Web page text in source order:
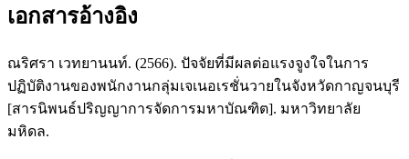
เอกสารอ้างอิง
ณริศรา เวทยานนท์. (2566). ปัจจัยที่มีผลต่อแรงจูงใจในการ
ปฏิบัติงานของพนักงานกลุ่มเจเนอเรชั่นวายในจังหวัดกาญจนบุรี
[สารนิพนธ์ปริญญาการจัดการมหาบัณฑิต]. มหาวิทยาลัย
มหิดล.